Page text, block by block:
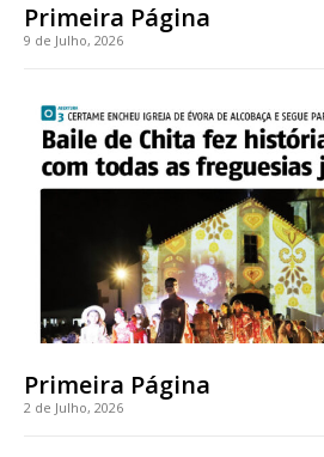
Primeira Página
9 de Julho, 2026
Primeira Página
2 de Julho, 2026